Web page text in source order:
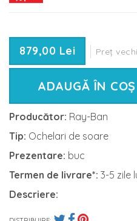
879,00 Lei Preț
ADAUGĂ ÎN COȘ
Producător: Ray-Ban
Tip: Ochelari de soare
Prezentare: buc
Termen de livrare*: 3-5 zile
Descriere: